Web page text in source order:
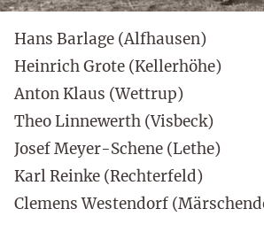
Hans Barlage (Alfhausen)
Heinrich Grote (Kellerhöhe)
Anton Klaus (Wettrup)
Theo Linnewerth (Visbeck)
Josef Meyer-Schene (Lethe)
Karl Reinke (Rechterfeld)
Clemens Westendorf